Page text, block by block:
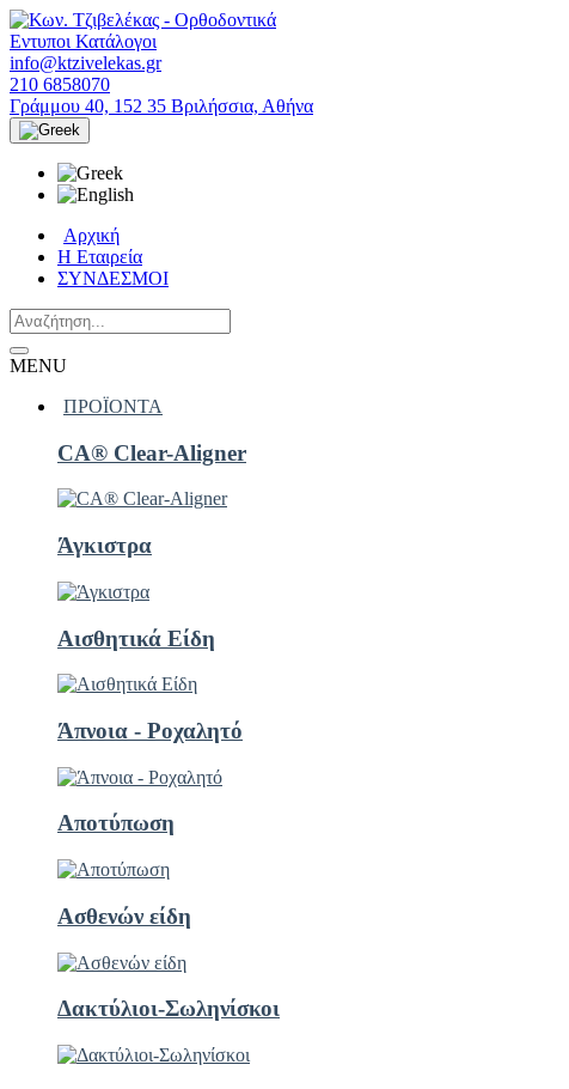
Εντυποι Κατάλογοι
info@ktzivelekas.gr
210 6858070
Γράμμου 40, 152 35 Βριλήσσια, Αθήνα
Αρχική
Η Εταιρεία
ΣΥΝΔΕΣΜΟΙ
MENU
ΠΡΟΪΟΝΤΑ
CA® Clear-Aligner
Άγκιστρα
Αισθητικά Είδη
Άπνοια - Ροχαλητό
Αποτύπωση
Ασθενών είδη
Δακτύλιοι-Σωληνίσκοι